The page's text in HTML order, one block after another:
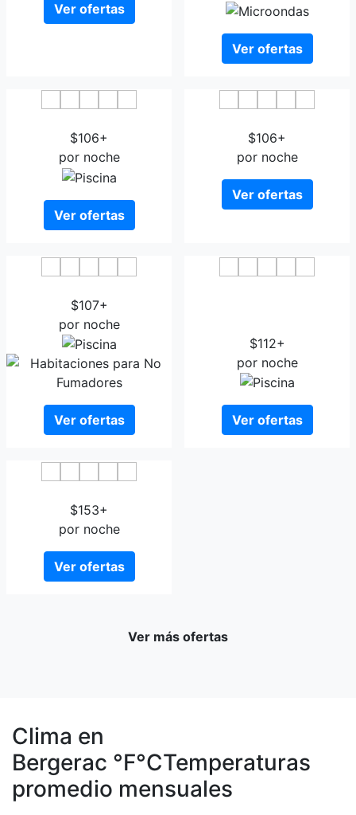
Ver ofertas
Ver ofertas
$106+
por noche
Ver ofertas
$106+
por noche
Ver ofertas
$107+
por noche
Ver ofertas
$112+
por noche
Ver ofertas
$153+
por noche
Ver ofertas
Ver más ofertas
Clima en
Bergerac °F°CTemperaturas
promedio mensuales